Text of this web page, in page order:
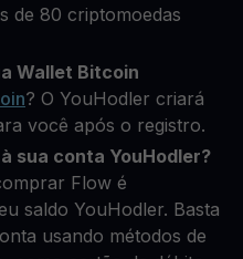
de 80 criptomoedas
Wallet Bitcoin
? O YouHodler criará
você após o registro.
sua conta YouHodler?
Flow é
saldo YouHodler. Basta
usando métodos de